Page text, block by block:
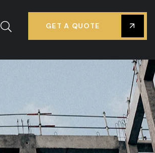
GET A QUOTE